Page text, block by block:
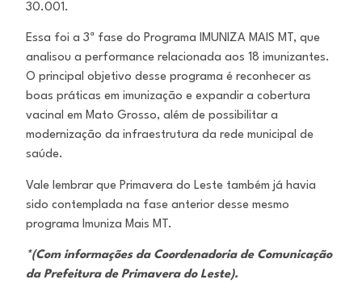
30.001.
Essa foi a 3ª fase do Programa IMUNIZA MAIS MT, que
analisou a performance relacionada aos 18 imunizantes.
O principal objetivo desse programa é reconhecer as
boas práticas em imunização e expandir a cobertura
vacinal em Mato Grosso, além de possibilitar a
modernização da infraestrutura da rede municipal de
saúde.
Vale lembrar que Primavera do Leste também já havia
sido contemplada na fase anterior desse mesmo
programa Imuniza Mais MT.
*(Com informações da Coordenadoria de Comunicação
da Prefeitura de Primavera do Leste).